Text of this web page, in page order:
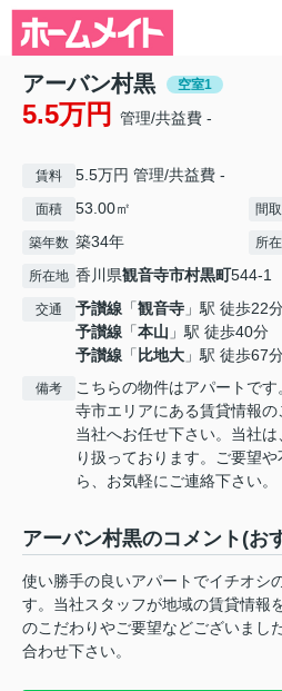
アーバン村黒 空室1
5.5万円 管理/共益費 -
賃料 5.5万円 管理/共益費 -
面積 53.00㎡ 間
築年数 築34年 所
所在地 香川県観音寺市村黒町544-1
交通 予讃線 「観音寺 」駅 徒歩22
予讃線 「本山 」駅 徒歩40分
予讃線 「 比地大 」駅 徒歩67
備考
こちらの物件はアパートで
寺市エリアにある賃貸情報
当社へお任せ下さい。当社
り扱っております。ご要望
ら、お気軽にご連絡下さい。
アーバン村黒のコメント(お
使い勝手の良いアパートでイチオシ
す。当社スタッフが地域の賃貸情報
のこだわりやご要望などございまし
合わせ下さい。